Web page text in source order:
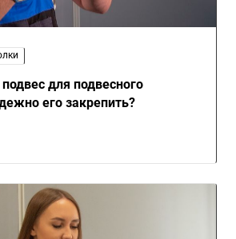
для подвесного
его закрепить?